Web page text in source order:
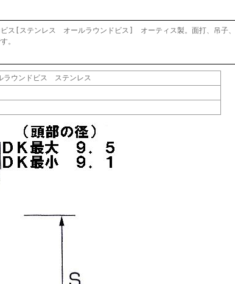
ビス[ステンレス オールラウンドビス] オーティス製。面打、吊子、
。
ラウンドビス ステンレス